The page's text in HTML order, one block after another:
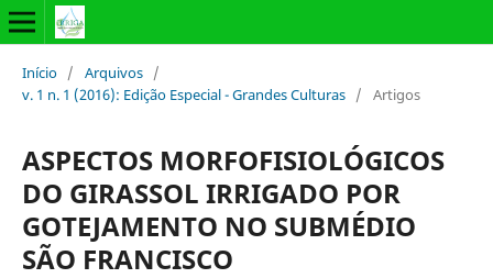
Início / Arquivos /
v. 1 n. 1 (2016): Edição Especial - Grandes Culturas / Artigos
ASPECTOS MORFOFISIOLÓGICOS
DO GIRASSOL IRRIGADO POR
GOTEJAMENTO NO SUBMÉDIO
SÃO FRANCISCO